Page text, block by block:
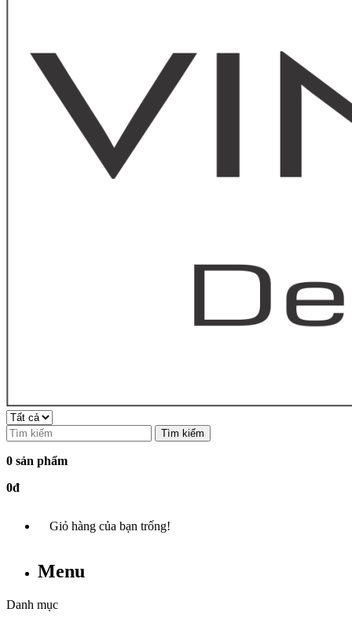
Tìm kiếm
0 sản phẩm
0đ
Giỏ hàng của bạn trống!
Menu
Danh mục